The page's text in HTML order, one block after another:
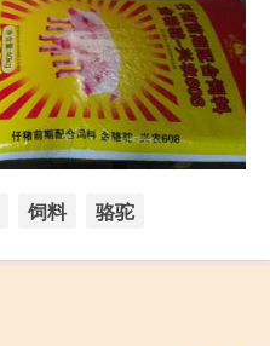
饲料 骆驼